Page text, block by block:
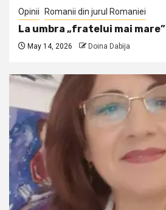
Opinii Romanii din jurul Romaniei
La umbra „fratelui mai mare”
May 14, 2026 Doina Dabija